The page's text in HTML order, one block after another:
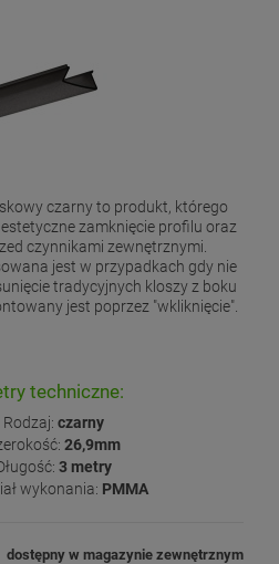
czarny to produkt, którego
zamknięcie profilu oraz
czynnikami zewnętrznymi.
jest w przypadkach gdy nie
tradycyjnych kloszy z boku
jest poprzez "wkliknięcie".
techniczne:
Rodzaj: czarny
26,9mm
3 metry
wykonania: PMMA
dostępny w magazynie zewnętrznym